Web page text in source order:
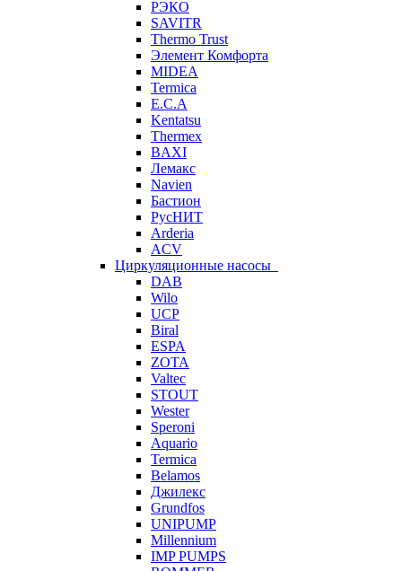
РЭКО
SAVITR
Thermo Trust
Элемент Комфорта
MIDEA
Termica
E.C.A
Kentatsu
Thermex
BAXI
Лемакс
Navien
Бастион
РусНИТ
Arderia
ACV
Циркуляционные насосы
DAB
Wilo
UCP
Biral
ESPA
ZOTA
Valtec
STOUT
Wester
Speroni
Aquario
Termica
Belamos
Джилекс
Grundfos
UNIPUMP
Millennium
IMP PUMPS